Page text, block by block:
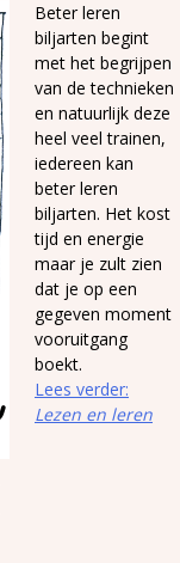
Beter leren
biljarten begint
met het begrijpen
van de technieken
en natuurlijk deze
heel veel trainen,
iedereen kan
beter leren
biljarten. Het kost
tijd en energie
maar je zult zien
dat je op een
gegeven moment
vooruitgang
boekt.
Lees verder:
Lezen en leren